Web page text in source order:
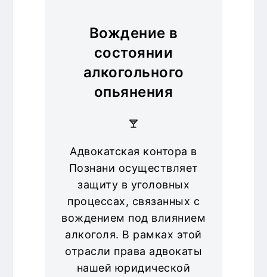
Вождение в
состоянии
алкогольного
опьянения
Адвокатская контора в
Познани осуществляет
защиту в уголовных
процессах, связанных с
вождением под влиянием
алкоголя. В рамках этой
отрасли права адвокаты
нашей юридической